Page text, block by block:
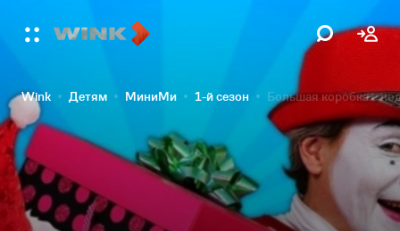
Wink Детям МиниМи 1-й сезон Большая коробка с